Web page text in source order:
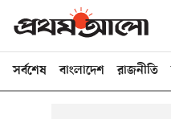
সর্বশেষ বাংলাদেশ রাজনীতি